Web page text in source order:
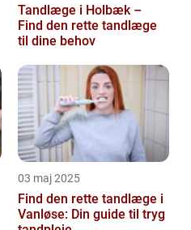
Tandlæge i Holbæk –
Find den rette tandlæge
til dine behov
03 maj 2025
Find den rette tandlæge i
Vanløse: Din guide til tryg